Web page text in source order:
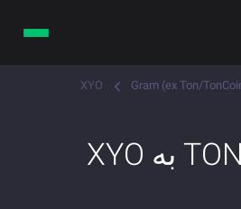
Gram (ex Ton/
XYO